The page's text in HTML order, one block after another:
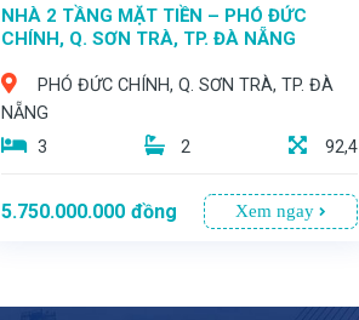
NHÀ 2 TẦNG MẶT TIỀN – PHÓ ĐỨC
CHÍNH, Q. SƠN TRÀ, TP. ĐÀ NẴNG
PHÓ ĐỨC CHÍNH, Q. SƠN TRÀ, TP. ĐÀ
NẴNG
3
2 92,4
5.750.000.000 đồng Xem ngay